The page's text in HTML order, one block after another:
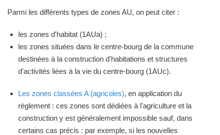
Parmi les différents types de zones AU, on peut citer :
les zones d'habitat (1AUa) ;
les zones situées dans le centre-bourg de la commune
destinées à la construction d'habitations et structures
d'activités liées à la vie du centre-bourg (1AUc).
Les zones classées A (agricoles), en application du
règlement : ces zones sont dédiées à l'agriculture et la
construction y est généralement impossible sauf, dans
certains cas précis : par exemple, si les nouvelles